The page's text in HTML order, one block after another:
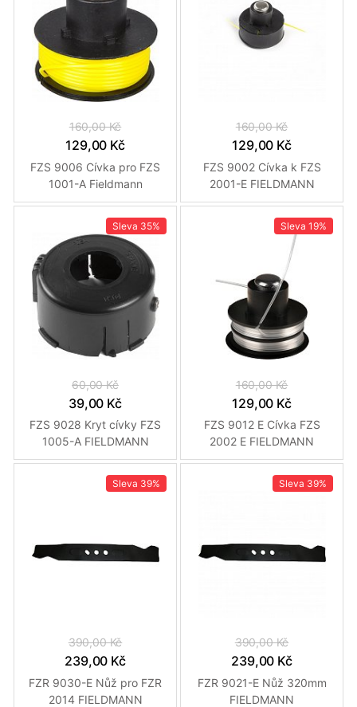
160,00 Kč
129,00 Kč
FZS 9006 Cívka pro FZS
1001-A Fieldmann
160,00 Kč
129,00 Kč
FZS 9002 Cívka k FZS
2001-E FIELDMANN
Sleva 35%
60,00 Kč
39,00 Kč
FZS 9028 Kryt cívky FZS
1005-A FIELDMANN
Sleva 19%
160,00 Kč
129,00 Kč
FZS 9012 E Cívka FZS
2002 E FIELDMANN
Sleva 39%
390,00 Kč
239,00 Kč
FZR 9030-E Nůž pro FZR
2014 FIELDMANN
Sleva 39%
390,00 Kč
239,00 Kč
FZR 9021-E Nůž 320mm
FIELDMANN